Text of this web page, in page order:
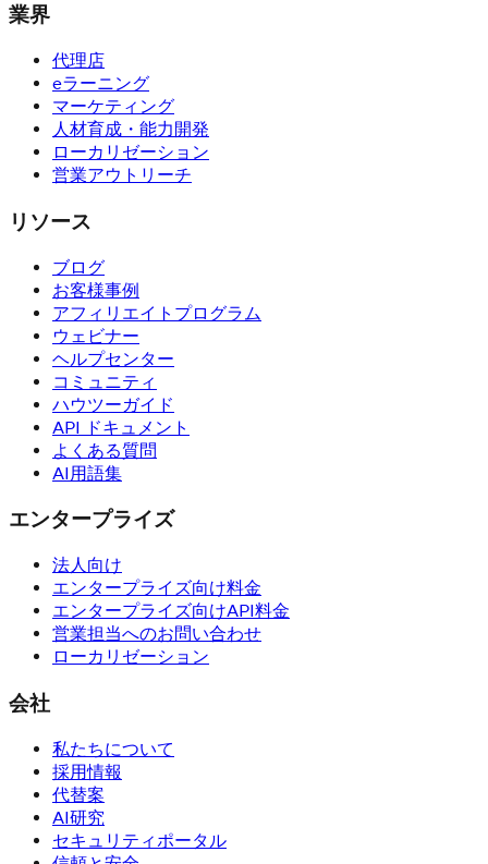
業界
代理店
eラーニング
マーケティング
人材育成・能力開発
ローカリゼーション
営業アウトリーチ
リソース
ブログ
お客様事例
アフィリエイトプログラム
ウェビナー
ヘルプセンター
コミュニティ
ハウツーガイド
API ドキュメント
よくある質問
AI用語集
エンタープライズ
法人向け
エンタープライズ向け料金
エンタープライズ向けAPI料金
営業担当へのお問い合わせ
ローカリゼーション
会社
私たちについて
採用情報
代替案
AI研究
セキュリティポータル